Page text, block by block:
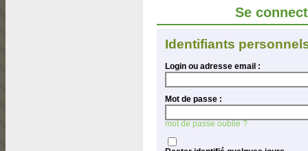
Se
Identifiants
Login ou adresse email :
Mot de passe :
mot de passe oublié ?